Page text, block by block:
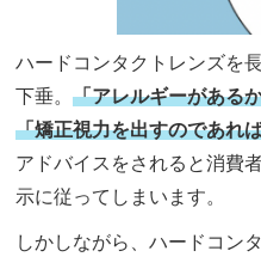
ハードコンタクトレンズを
下垂。「アレルギーがある
「矯正視力を出すのであれ
アドバイスをされると消費
示に従ってしまいます。
しかしながら、ハードコン